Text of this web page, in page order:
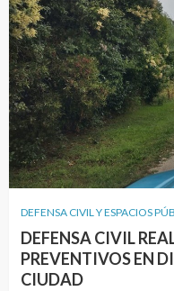
DEFENSA CIVIL Y ESPACIOS
DEFENSA CIVIL
PREVENTIVOS EN
CIUDAD